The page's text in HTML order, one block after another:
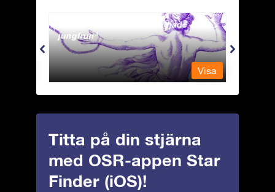
Andromeda - Den fastkedjade
jungfrun
Visa
Titta på din stjärna
med OSR-appen Star
Finder (iOS)!